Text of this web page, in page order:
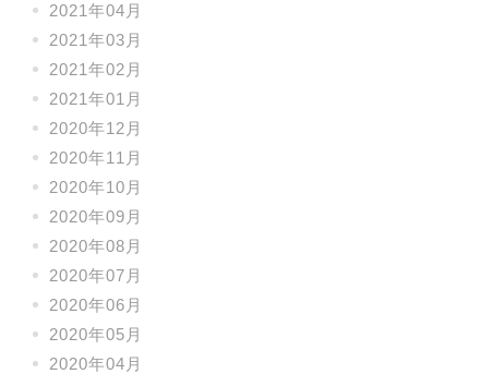
2021年04月
2021年03月
2021年02月
2021年01月
2020年12月
2020年11月
2020年10月
2020年09月
2020年08月
2020年07月
2020年06月
2020年05月
2020年04月